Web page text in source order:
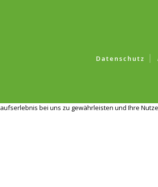
Datenschutz
bei uns zu gewährleisten und Ihre